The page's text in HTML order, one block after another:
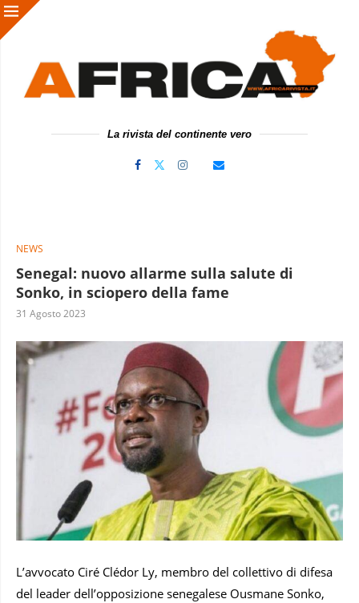
La rivista del continente vero
NEWS
Senegal: nuovo allarme sulla salute di
Sonko, in sciopero della fame
31 Agosto 2023
L’avvocato Ciré Clédor Ly, membro del collettivo di difesa
del leader dell’opposizione senegalese Ousmane Sonko,